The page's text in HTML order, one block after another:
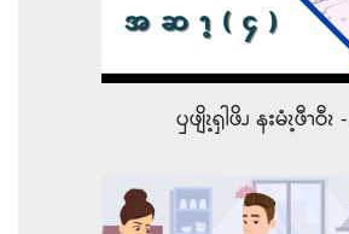
ၦဖျိၩ့ၡါဖိၪ နးမံၩ့ဖီၫဝီၩ